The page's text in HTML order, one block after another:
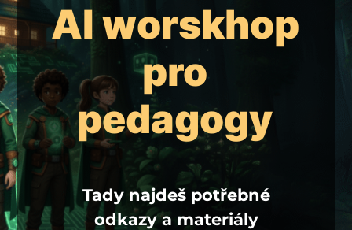
AI worskhop
pro
pedagogy
Tady najdeš potřebné
odkazy a materiály